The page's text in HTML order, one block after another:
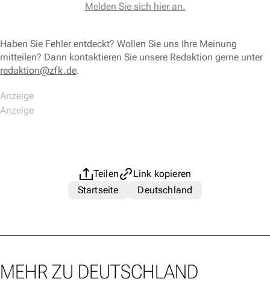
Melden Sie sich hier an.
Haben Sie Fehler entdeckt? Wollen Sie uns Ihre Meinung
mitteilen? Dann kontaktieren Sie unsere Redaktion gerne unter
redaktion@zfk.de.
Teilen
Link kopieren
Startseite
Deutschland
MEHR ZU DEUTSCHLAND